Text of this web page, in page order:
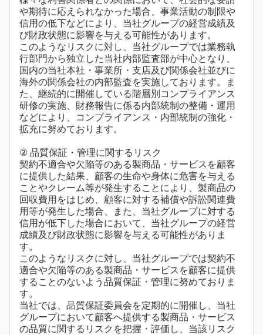
や期待に応えられなかった場合、事業活動の制限や
信用の低下などにより、当社グループの経営成績及
び財政状態に影響を与える可能性があります。
このようなリスクに対し、当社グループでは業務執
行部門から独立した当社内部監査部が中心となり、
国内の当社本社・事業所・支店及び関係会社並びに
海外の関係会社の内部監査を実施しております。ま
た、継続的に開催している階層別コンプライアンス
研修の実施、財務報告に係る内部統制の整備・運用
などにより、コンプライアンス・内部統制の強化・
拡充に努めております。
② 品質保証・管理に関するリスク
契約不適合や欠陥等のある製商品・サービスを顧客
に提供した結果、顧客の生命や身体に危害を与える
ことやクレーム等が発生することにより、製商品の
回収費用をはじめ、顧客に対する補償や訴訟関連費
用等が発生した場合、また、当社グループに対する
信用が低下した場合において、当社グループの経営
成績及び財政状態に影響を与える可能性がありま
す。
このようなリスクに対し、当社グループでは契約不
適合や欠陥等のある製商品・サービスを顧客に提供
することのないよう品質保証・管理に努めておりま
す。
当社では、品質保証委員会を定期的に開催し、当社
グループにおいて顧客へ提供する製商品・サービス
の品質に関するリスクを把握・評価し、当該リスク